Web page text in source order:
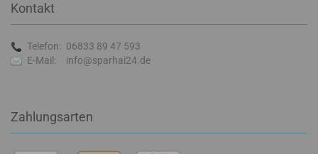
Kontakt
Telefon: 06833 89 47 593
E-Mail:
info@sparhai24.de
Zahlungsarten